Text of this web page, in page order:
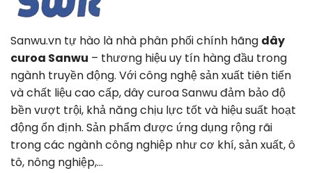
Sanwu.vn tự hào là nhà phân phối chính hãng dây
curoa Sanwu – thương hiệu uy tín hàng đầu trong
ngành truyền động. Với công nghệ sản xuất tiên tiến
và chất liệu cao cấp, dây curoa Sanwu đảm bảo độ
bền vượt trội, khả năng chịu lực tốt và hiệu suất hoạt
động ổn định. Sản phẩm được ứng dụng rộng rãi
trong các ngành công nghiệp như cơ khí, sản xuất, ô
tô, nông nghiệp,…